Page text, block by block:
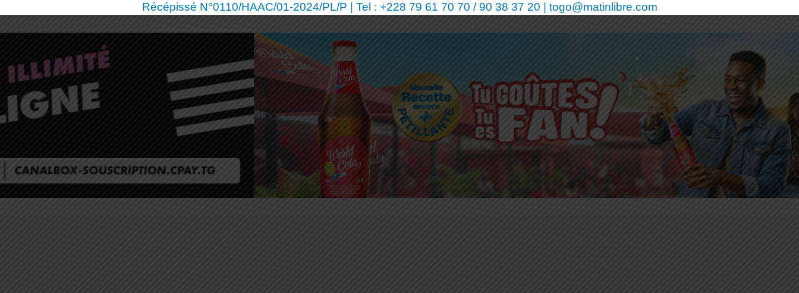
Récépissé N°0110/HAAC/01-2024/PL/P | Tel : +228 79 61 70 70 / 90 38 37 20 | togo@matinlibre.com